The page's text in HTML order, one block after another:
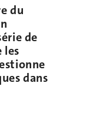
du
de
les
dans